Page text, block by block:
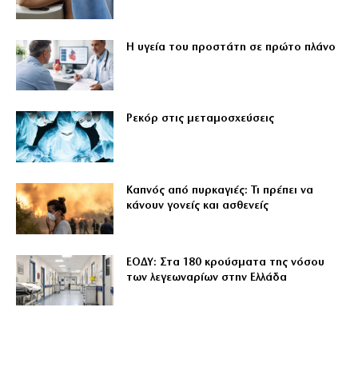
Η υγεία του προστάτη σε πρώτο πλάνο
Ρεκόρ στις μεταμοσχεύσεις
Καπνός από πυρκαγιές: Τι πρέπει να
κάνουν γονείς και ασθενείς
ΕΟΔΥ: Στα 180 κρούσματα της νόσου
των λεγεωναρίων στην Ελλάδα